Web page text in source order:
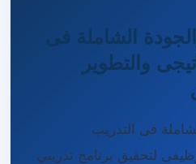
الشاملة فى
والتطوير
فى التدريب
لتحقيق برنامج تدريبي